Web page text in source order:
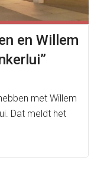
en Willem
met Willem
Dat meldt het